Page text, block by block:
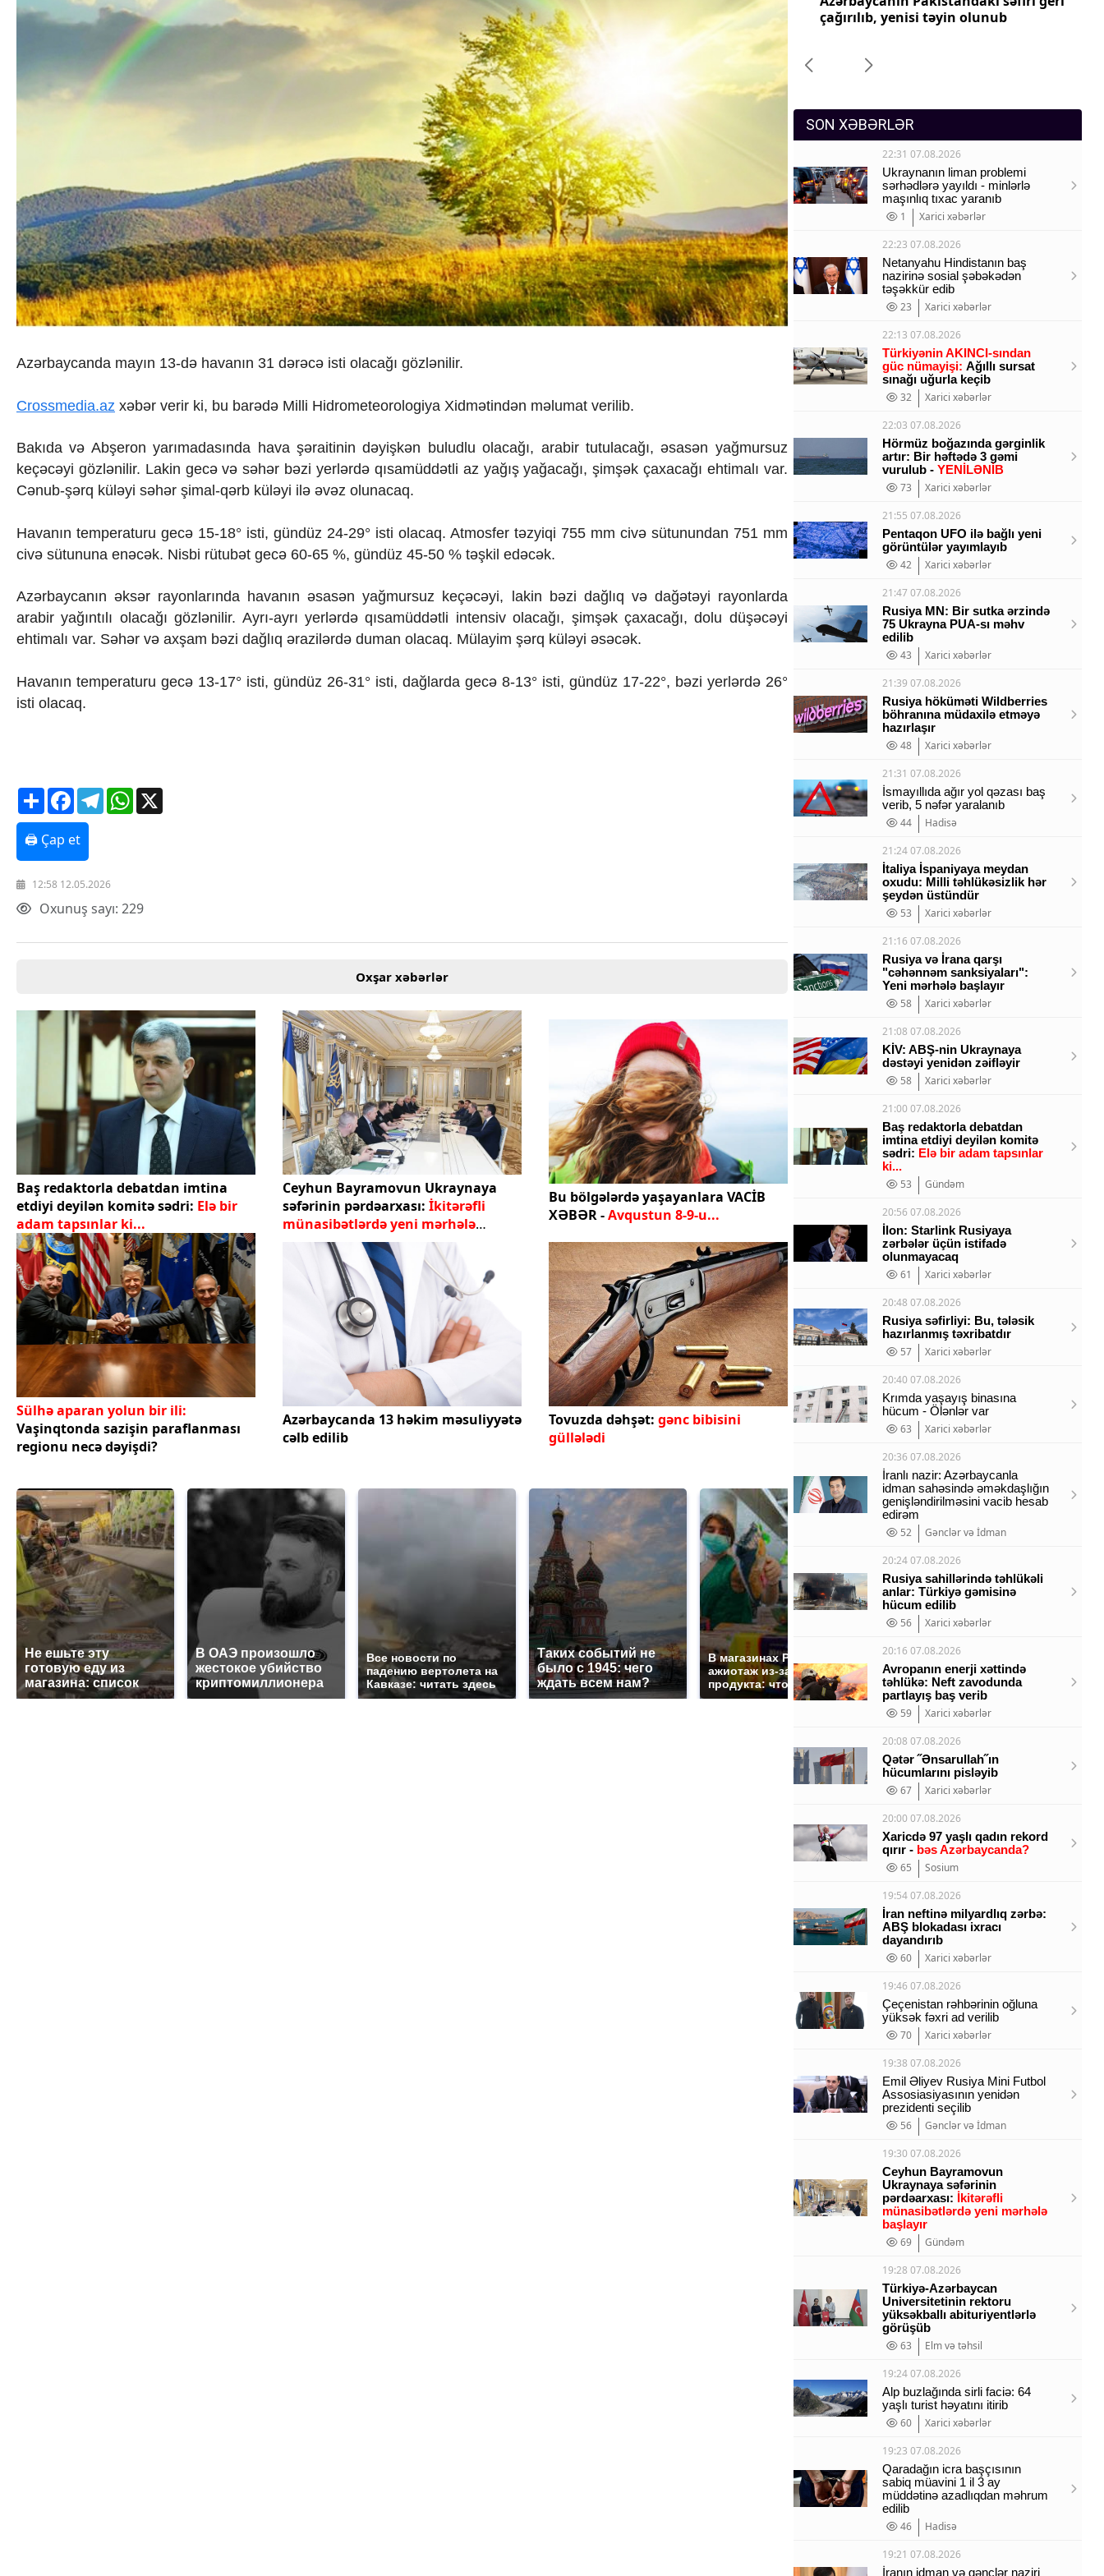
Sosium
Mənəvi dəyərlər
Mətbuat-150
Siyasi
Geosiyasi
Sosioloji
Araşdırma
Multimedia
Humanitar
Elm və təhsil
Mədəniyyət
Diaspor
Yüksəliş hekayəsi
Mədəniyyətimizin Zəfəri
Zəfər Diasporu
Səhiyyə
Turizm
İqtisadiyyat
Energetika
Əmək və sosial siyasət
Kənd təsərrüfatı
Hərbi sənaye
Telekommunikasiya və nəqliyyat
Cəmiyyət
Crossmedia.az - 1 yaş
Məhkəmə və hüquq
Ekologiya
Zəfər - 5
Gənclər və İdman
Hadisə
Sağlamlıq
Əlaqə
Missiyamız
Azərbaycanda mayın 13-də havanın 31 dərəcə isti olacağı gözlənilir.
Crossmedia.az xəbər verir ki, bu barədə Milli Hidrometeorologiya Xidmətindən məlumat verilib.
Bakıda və Abşeron yarımadasında hava şəraitinin dəyişkən buludlu olacağı, arabir tutulacağı, əsasən yağmursuz
keçəcəyi gözlənilir. Lakin gecə və səhər bəzi yerlərdə qısamüddətli az yağış yağacağı, şimşək çaxacağı ehtimalı var.
Cənub-şərq küləyi səhər şimal-qərb küləyi ilə əvəz olunacaq.
Havanın temperaturu gecə 15-18° isti, gündüz 24-29° isti olacaq. Atmosfer təzyiqi 755 mm civə sütunundan 751 mm
civə sütununa enəcək. Nisbi rütubət gecə 60-65 %, gündüz 45-50 % təşkil edəcək.
Azərbaycanın əksər rayonlarında havanın əsasən yağmursuz keçəcəyi, lakin bəzi dağlıq və dağətəyi rayonlarda
arabir yağıntılı olacağı gözlənilir. Ayrı-ayrı yerlərdə qısamüddətli intensiv olacağı, şimşək çaxacağı, dolu düşəcəyi
ehtimalı var. Səhər və axşam bəzi dağlıq ərazilərdə duman olacaq. Mülayim şərq küləyi əsəcək.
Havanın temperaturu gecə 13-17° isti, gündüz 26-31° isti, dağlarda gecə 8-13° isti, gündüz 17-22°, bəzi yerlərdə 26°
isti olacaq.
ShareFacebookTelegramWhatsApp
🖨 Çap et
12:58 12.05.2026
Oxunuş sayı: 229
Oxşar xəbərlər
Baş redaktorla debatdan imtina
etdiyi deyilən komitə sədri: Elə bir
adam tapsınlar ki...
Ceyhun Bayramovun Ukraynaya
səfərinin pərdəarxası: İkitərəfli
münasibətlərdə yeni mərhələ
başlayır
Bu bölgələrdə yaşayanlara VACİB
XƏBƏR -Avqustun 8-9-u...
Sülhə aparan yolun bir ili:
Vaşinqtonda sazişin paraflanması
regionu necə dəyişdi?
Azərbaycanda 13 həkim məsuliyyətə
cəlb edilib
Tovuzda dəhşət: gənc bibisini
güllələdi
Не ешьте эту
готовую еду из
магазина: список
В ОАЭ произошло
жестокое убийство
криптомиллионера
Все новости по
падению вертолета на
Кавказе: читать здесь
Таких событий не
было с 1945: чего
ждать всем нам?
В магазинах России
ажиотаж из-за этого
продукта: что купить?
полицейскую
машину напали и
подожгли.
Forumunun Təşkilat Komitəsi yaradılıb
çağırılıb, yenisi təyin olunub
çağırılıb, yenisi təyin olunub
SON XƏBƏRLƏR
22:31 07.08.2026
Ukraynanın liman problemi
sərhədlərə yayıldı - minlərlə
maşınlıq tıxac yaranıb
1
Xarici xəbərlər
22:23 07.08.2026
Netanyahu Hindistanın baş
nazirinə sosial şəbəkədən
təşəkkür edib
23
Xarici xəbərlər
22:13 07.08.2026
Türkiyənin AKINCI-sından
güc nümayişi: Ağıllı sursat
sınağı uğurla keçib
32
Xarici xəbərlər
22:03 07.08.2026
Hörmüz boğazında gərginlik
artır: Bir həftədə 3 gəmi
vurulub - YENİLƏNİB
73
Xarici xəbərlər
21:55 07.08.2026
Pentaqon UFO ilə bağlı yeni
görüntülər yayımlayıb
42
Xarici xəbərlər
21:47 07.08.2026
Rusiya MN: Bir sutka ərzində
75 Ukrayna PUA-sı məhv
edilib
43
Xarici xəbərlər
21:39 07.08.2026
Rusiya höküməti Wildberries
böhranına müdaxilə etməyə
hazırlaşır
48
Xarici xəbərlər
21:31 07.08.2026
İsmayıllıda ağır yol qəzası baş
verib, 5 nəfər yaralanıb
44
Hadisə
21:24 07.08.2026
İtaliya İspaniyaya meydan
oxudu: Milli təhlükəsizlik hər
şeydən üstündür
53
Xarici xəbərlər
21:16 07.08.2026
Rusiya və İrana qarşı
"cəhənnəm sanksiyaları":
Yeni mərhələ başlayır
58
Xarici xəbərlər
21:08 07.08.2026
KİV: ABŞ-nin Ukraynaya
dəstəyi yenidən zəifləyir
58
Xarici xəbərlər
21:00 07.08.2026
Baş redaktorla debatdan
imtina etdiyi deyilən komitə
sədri: Elə bir adam tapsınlar
ki...
53
Gündəm
20:56 07.08.2026
İlon: Starlink Rusiyaya
zərbələr üçün istifadə
olunmayacaq
61
Xarici xəbərlər
20:48 07.08.2026
Rusiya səfirliyi: Bu, tələsik
hazırlanmış təxribatdır
57
Xarici xəbərlər
20:40 07.08.2026
Krımda yaşayış binasına
hücum - Ölənlər var
63
Xarici xəbərlər
20:36 07.08.2026
İranlı nazir: Azərbaycanla
idman sahəsində əməkdaşlığın
genişləndirilməsini vacib hesab
edirəm
52
Gənclər və İdman
20:24 07.08.2026
Rusiya sahillərində təhlükəli
anlar: Türkiyə gəmisinə
hücum edilib
56
Xarici xəbərlər
20:16 07.08.2026
Avropanın enerji xəttində
təhlükə: Neft zavodunda
partlayış baş verib
59
Xarici xəbərlər
20:08 07.08.2026
Qətər ˝Ənsarullah˝ın
hücumlarını pisləyib
67
Xarici xəbərlər
20:00 07.08.2026
Xaricdə 97 yaşlı qadın rekord
qırır - bəs Azərbaycanda?
65
Sosium
19:54 07.08.2026
İran neftinə milyardlıq zərbə:
ABŞ blokadası ixracı
dayandırıb
60
Xarici xəbərlər
19:46 07.08.2026
Çeçenistan rəhbərinin oğluna
yüksək fəxri ad verilib
70
Xarici xəbərlər
19:38 07.08.2026
Emil Əliyev Rusiya Mini Futbol
Assosiasiyasının yenidən
prezidenti seçilib
56
Gənclər və İdman
19:30 07.08.2026
Ceyhun Bayramovun
Ukraynaya səfərinin
pərdəarxası: İkitərəfli
münasibətlərdə yeni mərhələ
başlayır
69
Gündəm
19:28 07.08.2026
Türkiyə-Azərbaycan
Universitetinin rektoru
yüksəkballı abituriyentlərlə
görüşüb
63
Elm və təhsil
19:24 07.08.2026
Alp buzlağında sirli faciə: 64
yaşlı turist həyatını itirib
60
Xarici xəbərlər
19:23 07.08.2026
Qaradağın icra başçısının
sabiq müavini 1 il 3 ay
müddətinə azadlıqdan məhrum
edilib
46
Hadisə
19:21 07.08.2026
İranın idman və gənclər naziri